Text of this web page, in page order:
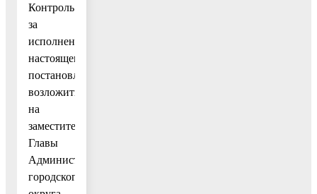
Контроль
за
исполнением
настоящего
постановления
возложить
на
заместителя
Главы
Администрации
городского